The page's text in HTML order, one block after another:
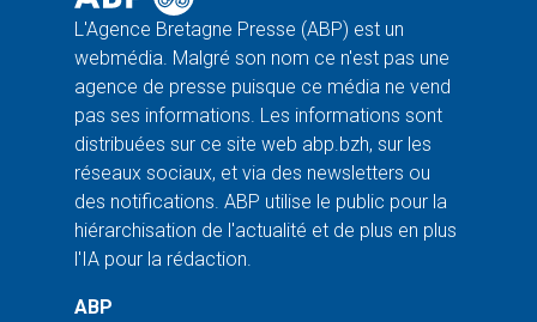
L'Agence Bretagne Presse (ABP) est un
webmédia. Malgré son nom ce n'est pas une
agence de presse puisque ce média ne vend
pas ses informations. Les informations sont
distribuées sur ce site web abp.bzh, sur les
réseaux sociaux, et via des newsletters ou
des notifications. ABP utilise le public pour la
hiérarchisation de l'actualité et de plus en plus
l'IA pour la rédaction.
ABP